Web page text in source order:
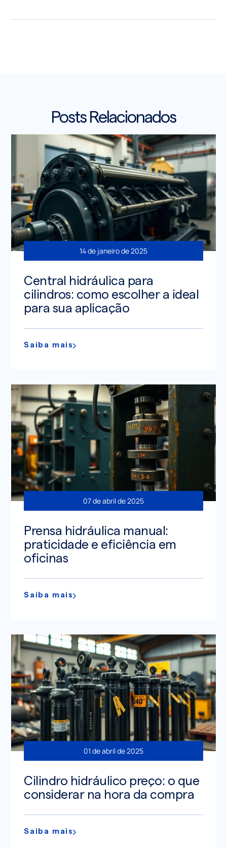
Posts Relacionados
14 de janeiro de 2025
Central hidráulica para
cilindros: como escolher a ideal
para sua aplicação
Saiba mais
07 de abril de 2025
Prensa hidráulica manual:
praticidade e eficiência em
oficinas
Saiba mais
01 de abril de 2025
Cilindro hidráulico preço: o que
considerar na hora da compra
Saiba mais